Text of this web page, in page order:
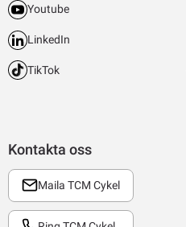
Kontakta oss
Maila TCM Cykel
Youtube
LinkedIn
TikTok